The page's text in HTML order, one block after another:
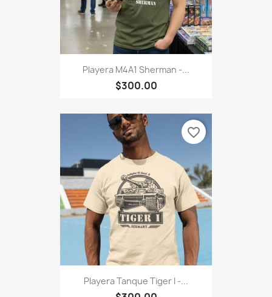
Playera M4A1 Sherman -...
$300.00
Playera Tanque Tiger I -...
favorite_border